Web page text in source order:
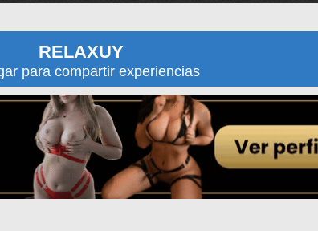
RELAXUY
para compartir experiencias